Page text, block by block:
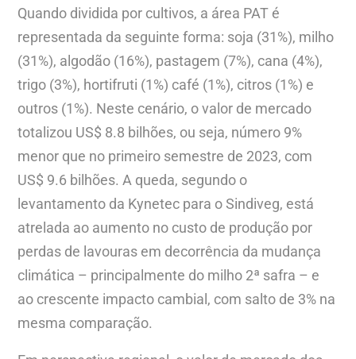
Quando dividida por cultivos, a área PAT é
representada da seguinte forma: soja (31%), milho
(31%), algodão (16%), pastagem (7%), cana (4%),
trigo (3%), hortifruti (1%) café (1%), citros (1%) e
outros (1%). Neste cenário, o valor de mercado
totalizou US$ 8.8 bilhões, ou seja, número 9%
menor que no primeiro semestre de 2023, com
US$ 9.6 bilhões. A queda, segundo o
levantamento da Kynetec para o Sindiveg, está
atrelada ao aumento no custo de produção por
perdas de lavouras em decorrência da mudança
climática – principalmente do milho 2ª safra – e
ao crescente impacto cambial, com salto de 3% na
mesma comparação.